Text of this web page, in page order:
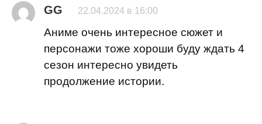
GG 22.04.2024 в 16:00
Аниме очень интересное сюжет и
персонажи тоже хороши буду ждать 4
сезон интересно увидеть
продолжение истории.